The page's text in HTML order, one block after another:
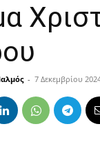
- 7 Δεκεμβρίου